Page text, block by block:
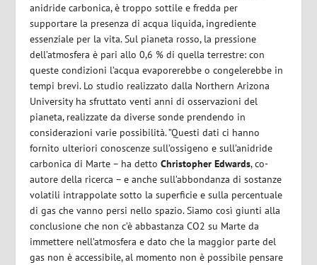
anidride carbonica, è troppo sottile e fredda per
supportare la presenza di acqua liquida, ingrediente
essenziale per la vita. Sul pianeta rosso, la pressione
dell’atmosfera è pari allo 0,6 % di quella terrestre: con
queste condizioni l’acqua evaporerebbe o congelerebbe in
tempi brevi. Lo studio realizzato dalla Northern Arizona
University ha sfruttato venti anni di osservazioni del
pianeta, realizzate da diverse sonde prendendo in
considerazioni varie possibilità. ”Questi dati ci hanno
fornito ulteriori conoscenze sull’ossigeno e sull’anidride
carbonica di Marte – ha dettoChristopher Edwards, co-
autore della ricerca – e anche sull’abbondanza di sostanze
volatili intrappolate sotto la superficie e sulla percentuale
di gas che vanno persi nello spazio. Siamo così giunti alla
conclusione che non c’è abbastanza CO2 su Marte da
immettere nell’atmosfera e dato che la maggior parte del
gas non è accessibile, al momento non è possibile pensare